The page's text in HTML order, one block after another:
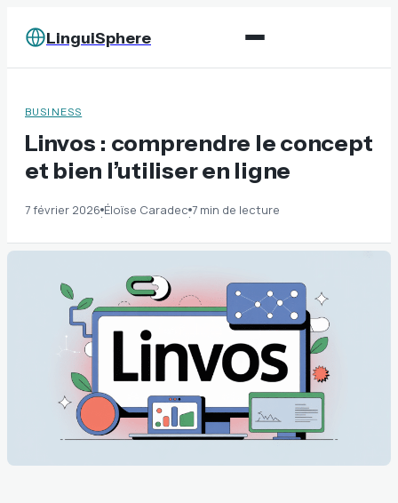
LinguiSphere
BUSINESS
Linvos : comprendre le concept
et bien l’utiliser en ligne
7 février 2026·Éloïse Caradec·7 min de lecture